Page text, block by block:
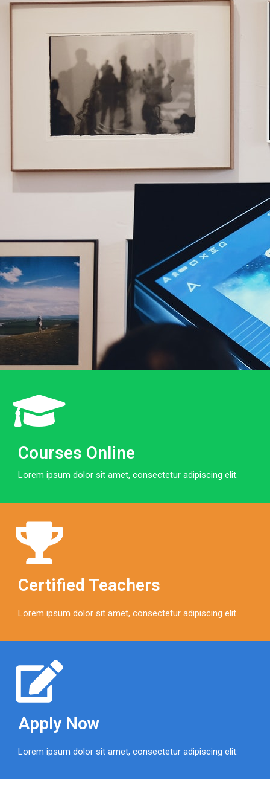
Courses Online
Lorem ipsum dolor sit amet, consectetur adipiscing elit.
Certified Teachers
Lorem ipsum dolor sit amet, consectetur adipiscing elit.
Apply Now
Lorem ipsum dolor sit amet, consectetur adipiscing elit.